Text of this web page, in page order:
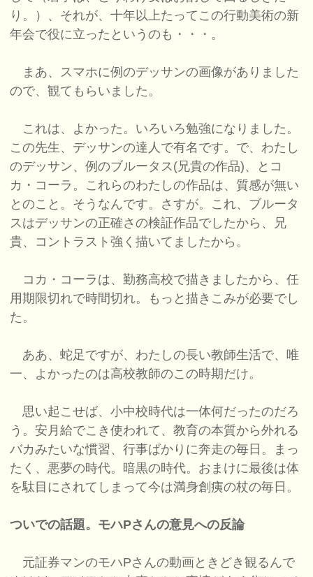
り。）、それが、十年以上たってこの行動美術の新
年会で役に立ったというのも・・・。
まあ、スマホに例のデッサンの画像がありました
ので、観てもらいました。
これは、よかった。いろいろ勉強になりました。
この先生、デッサンの達人で有名です。で、わたし
のデッサン、例のブルータス(兄貴の作品)、とコ
カ・コーラ。これらのわたしの作品は、質感が無い
とのこと。そうなんです。さすが。これ、ブルータ
スはデッサンの正確さの検証作品でしたから、兄
貴、コントラスト強く描いてましたから。
コカ・コーラは、勤務高校で描きましたから、任
用期限切れで時間切れ。もっと描きこみが必要でし
た。
ああ、蛇足ですが、わたしの長い教師生活で、唯
一、よかったのは高校教師のこの時期だけ。
思い起こせば、小中校時代は一体何だったのだろ
う。安月給でこき使われて、教育の本質から外れる
バカみたいな慣習、行事ばかりに奔走の毎日。まっ
たく、悪夢の時代。暗黒の時代。おまけに最後は体
を駄目にされてしまって今は満身創痍の杖の毎日。
ついでの話題。モハPさんの意見への反論
元証券マンのモハPさんの動画ときどき観るんで